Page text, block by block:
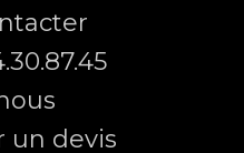
un devis